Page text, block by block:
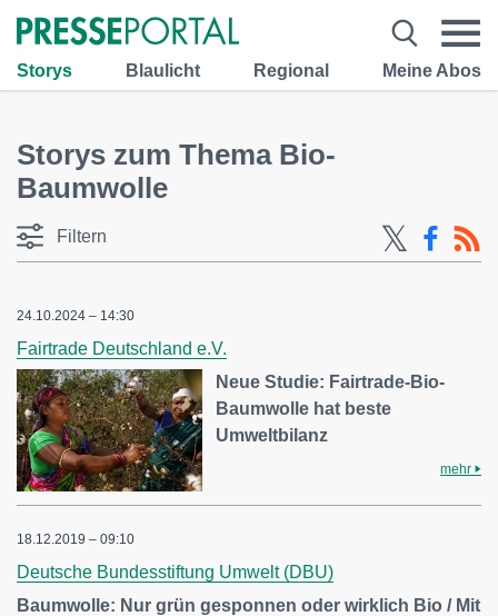
Storys Blaulicht Regional Meine Abos
Storys zum Thema Bio-
Baumwolle
Filtern
24.10.2024 – 14:30
Fairtrade Deutschland e.V.
Neue Studie: Fairtrade-Bio-
Baumwolle hat beste
Umweltbilanz
mehr
18.12.2019 – 09:10
Deutsche Bundesstiftung Umwelt (DBU)
Baumwolle: Nur grün gesponnen oder wirklich Bio / Mit